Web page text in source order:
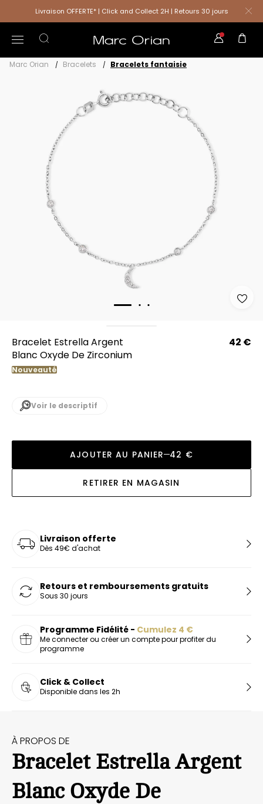
Livraison OFFERTE* | Click and Collect 2H | Retours 30 jours
Marc Orian Bracelets Bracelets fantaisie
Bracelet Estrella Argent
Blanc Oxyde De Zirconium
42 €
Nouveauté
Voir le descriptif
AJOUTER AU PANIER 42 €
RETIRER EN MAGASIN
Livraison offerte
Dès 49€ d'achat
Retours et remboursements gratuits
Sous 30 jours
Programme Fidélité - Cumulez 4 €
Me connecter ou créer un compte pour profiter du
programme
Click & Collect
Disponible dans les 2h
À PROPOS DE
Bracelet Estrella Argent
Blanc Oxyde De